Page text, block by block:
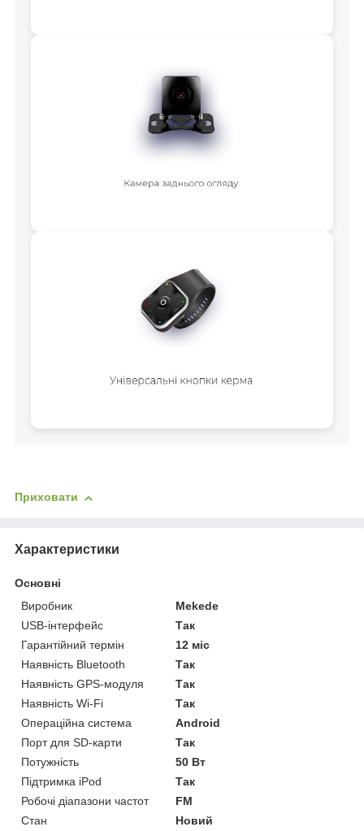
Приховати
Характеристики
Основні
Виробник
Mekede
USB-інтерфейс
Так
Гарантійний термін
12 міс
Наявність Bluetooth
Так
Наявність GPS-модуля
Так
Наявність Wi-Fi
Так
Операційна система
Android
Порт для SD-карти
Так
Потужність
50 Вт
Підтримка iPod
Так
Робочі діапазони частот
FM
Стан
Новий